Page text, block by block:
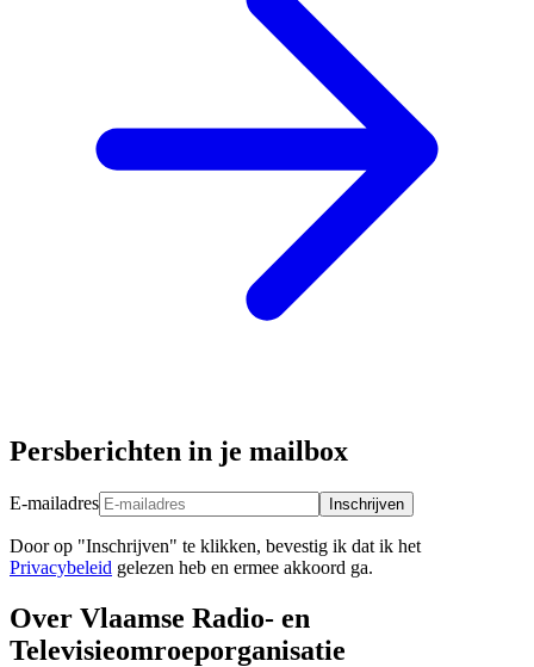
Persberichten in je mailbox
E-mailadres Inschrijven
Door op "Inschrijven" te klikken, bevestig ik dat ik het
Privacybeleid gelezen heb en ermee akkoord ga.
Over Vlaamse Radio- en
Televisieomroeporganisatie